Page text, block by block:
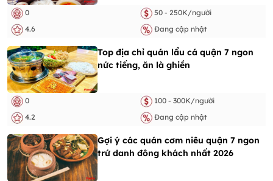
0
50 - 250K/người
4.6
Đang cập nhật
Top địa chỉ quán lẩu cá quận 7 ngon
nức tiếng, ăn là ghiền
0
100 - 300K/người
4.2
Đang cập nhật
Gợi ý các quán cơm niêu quận 7 ngon
trứ danh đông khách nhất 2026